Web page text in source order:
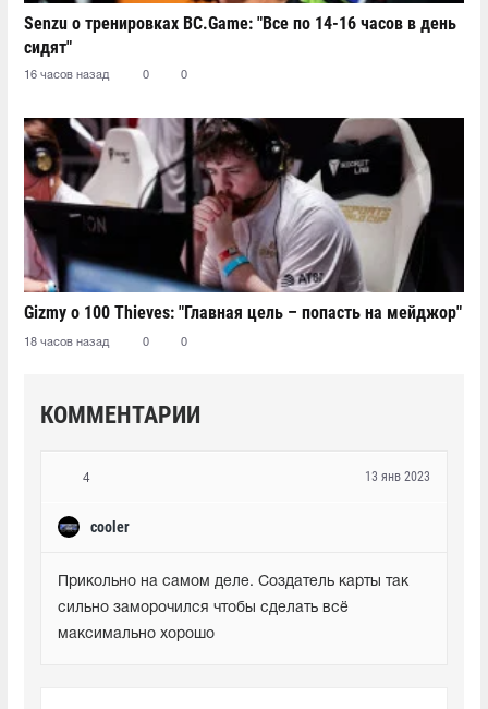
Senzu о тренировках BC.Game: "Все по 14-16 часов в день
сидят"
16 часов назад 0 0
Gizmy о 100 Thieves: "Главная цель – попасть на мейджор"
18 часов назад 0 0
КОММЕНТАРИИ
4
cooler
13 янв 2023
Прикольно на самом деле. Создатель карты так
сильно заморочился чтобы сделать всё
максимально хорошо